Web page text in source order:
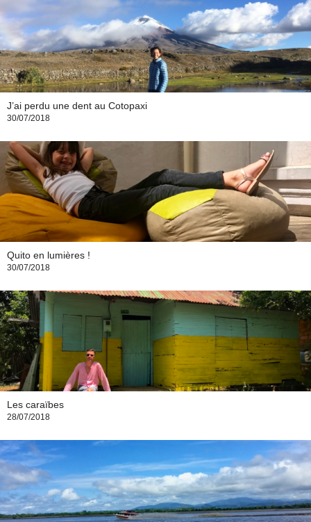
J’ai perdu une dent au Cotopaxi
30/07/2018
Quito en lumières !
30/07/2018
Les caraïbes
28/07/2018